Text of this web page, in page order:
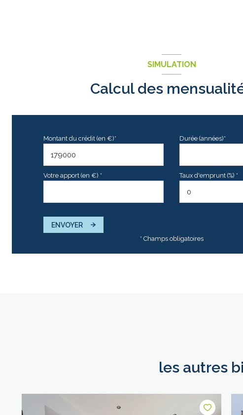
SIMULATION
Calcul des
Montant du crédit (en €)* Durée (années)*
Votre apport (en €) * Taux d'emprunt (%) *
ENVOYER
* Champs obligatoires
les autres